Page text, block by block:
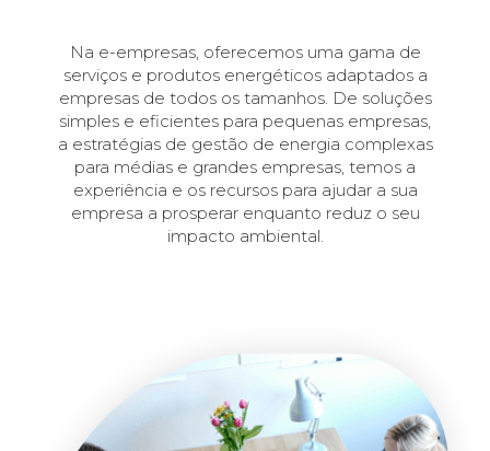
Na e-empresas, oferecemos uma gama de
serviços e produtos energéticos adaptados a
empresas de todos os tamanhos. De soluções
simples e eficientes para pequenas empresas,
a estratégias de gestão de energia complexas
para médias e grandes empresas, temos a
experiência e os recursos para ajudar a sua
empresa a prosperar enquanto reduz o seu
impacto ambiental.